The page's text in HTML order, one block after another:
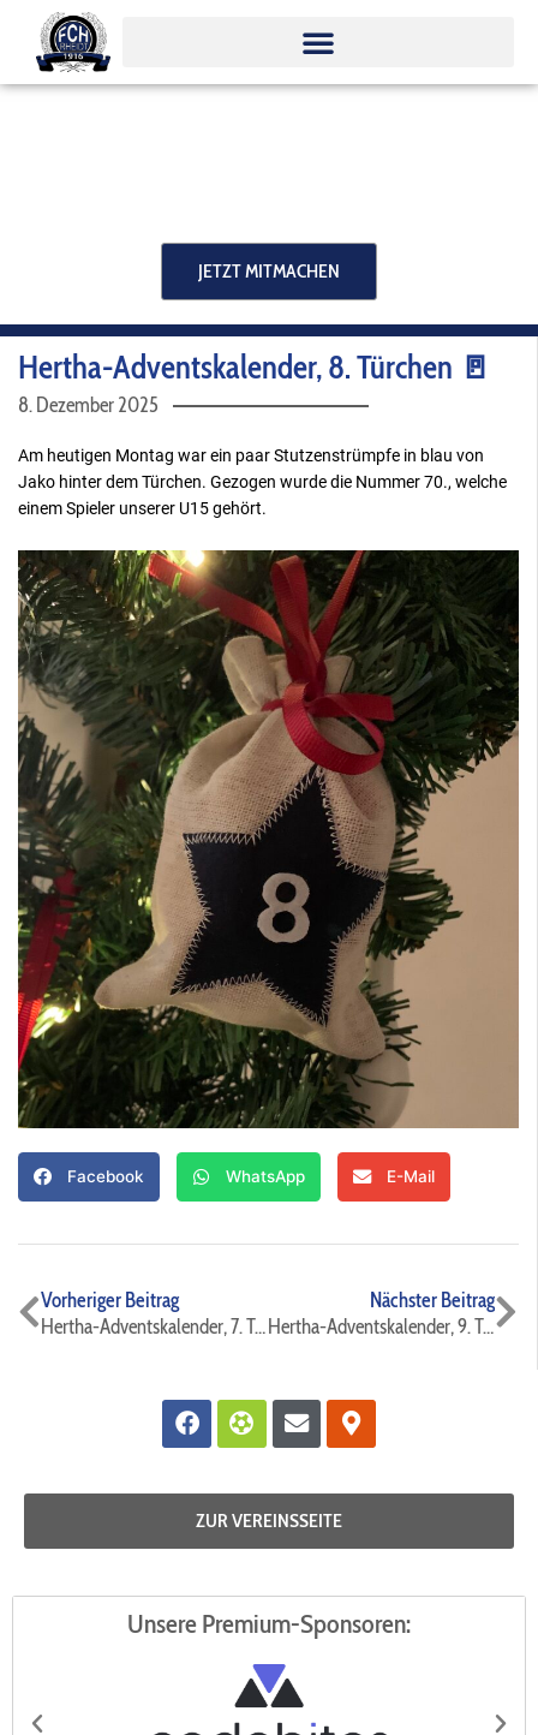
Inhalt
springen
JETZT MITMACHEN
Hertha-Adventskalender, 8. Türchen 🚪
8. Dezember 2025
Am heutigen Montag war ein paar Stutzenstrümpfe in blau von
Jako hinter dem Türchen. Gezogen wurde die Nummer 70., welche
einem Spieler unserer U15 gehört.
Facebook WhatsApp E-Mail
Zurück
Vorheriger Beitrag
Hertha-Adventskalender, 7. Türchen 🚪
Nächster Beitrag
Hertha-Adventskalender, 9. Türchen 🚪
Facebook
FutbolEnvelope
Map-
marker-
alt
ZUR VEREINSSEITE
Unsere Premium-Sponsoren: